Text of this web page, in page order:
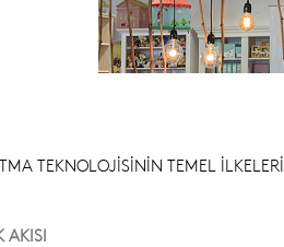
TEKNOLOJİSİNİN TEMEL İLKELERİ
AKISI